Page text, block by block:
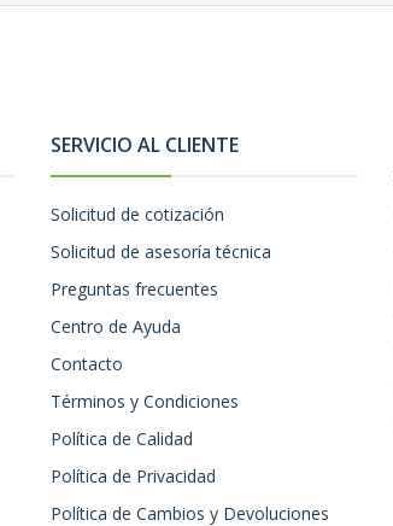
SERVICIO AL CLIENTE
Solicitud de cotización
Solicitud de asesoría técnica
Preguntas frecuentes
Centro de Ayuda
Contacto
Términos y Condiciones
Política de Calidad
Política de Privacidad
Política de Cambios y Devoluciones